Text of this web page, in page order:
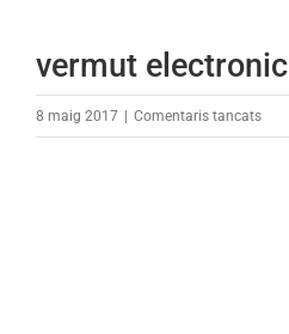
vermut electronic
8 maig 2017 Comentaris tancatsa